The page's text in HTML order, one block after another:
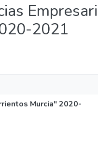
2021
Murcia" 2020-